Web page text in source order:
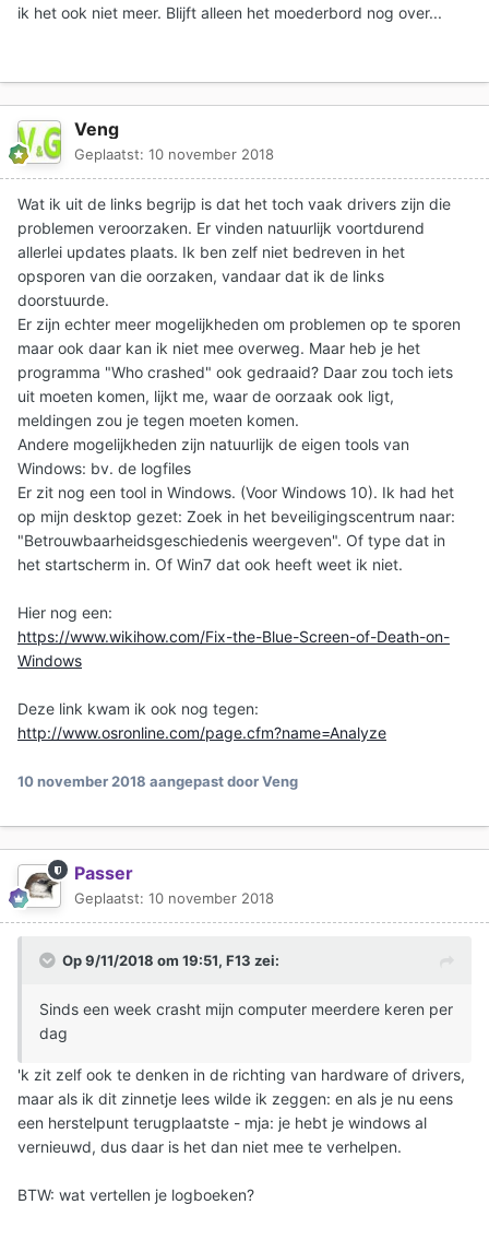
ik het ook niet meer. Blijft alleen het moederbord nog over...
Veng
Geplaatst: 10 november 2018
Wat ik uit de links begrijp is dat het toch vaak drivers zijn die
problemen veroorzaken. Er vinden natuurlijk voortdurend
allerlei updates plaats. Ik ben zelf niet bedreven in het
opsporen van die oorzaken, vandaar dat ik de links
doorstuurde.
Er zijn echter meer mogelijkheden om problemen op te sporen
maar ook daar kan ik niet mee overweg. Maar heb je het
programma "Who crashed" ook gedraaid? Daar zou toch iets
uit moeten komen, lijkt me, waar de oorzaak ook ligt,
meldingen zou je tegen moeten komen.
Andere mogelijkheden zijn natuurlijk de eigen tools van
Windows: bv. de logfiles
Er zit nog een tool in Windows. (Voor Windows 10). Ik had het
op mijn desktop gezet: Zoek in het beveiligingscentrum naar:
"Betrouwbaarheidsgeschiedenis weergeven". Of type dat in
het startscherm in. Of Win7 dat ook heeft weet ik niet.
Hier nog een:
https://www.wikihow.com/Fix-the-Blue-Screen-of-Death-on-
Windows
Deze link kwam ik ook nog tegen:
http://www.osronline.com/page.cfm?name=Analyze
10 november 2018 aangepast door Veng
Passer
Geplaatst: 10 november 2018
Op 9/11/2018 om 19:51, F13 zei:
Sinds een week crasht mijn computer meerdere keren per
dag
'k zit zelf ook te denken in de richting van hardware of drivers,
maar als ik dit zinnetje lees wilde ik zeggen: en als je nu eens
een herstelpunt terugplaatste - mja: je hebt je windows al
vernieuwd, dus daar is het dan niet mee te verhelpen.
BTW: wat vertellen je logboeken?